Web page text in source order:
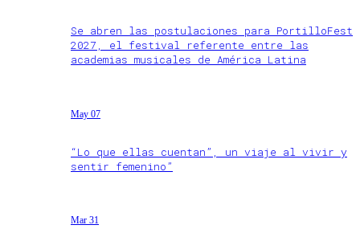
Se abren las postulaciones para PortilloFest
2027, el festival referente entre las
academias musicales de América Latina
May 07
“Lo que ellas cuentan”, un viaje al vivir y
sentir femenino”
Mar 31